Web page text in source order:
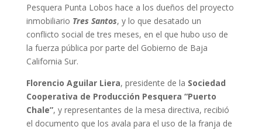
Pesquera Punta Lobos hace a los dueños del proyecto
inmobiliario Tres Santos, y lo que desatado un
conflicto social de tres meses, en el que hubo uso de
la fuerza pública por parte del Gobierno de Baja
California Sur.
Florencio Aguilar Liera, presidente de la Sociedad
Cooperativa de Producción Pesquera “Puerto
Chale”, y representantes de la mesa directiva, recibió
el documento que los avala para el uso de la franja de